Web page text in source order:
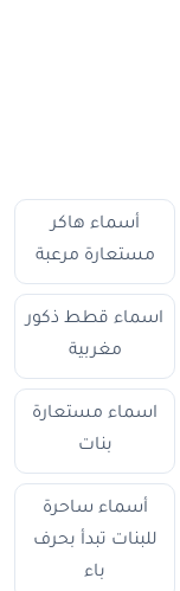
أسماء هاكر
مستعارة مرعبة
اسماء قطط ذكور
مغربية
اسماء مستعارة
بنات
أسماء ساحرة
للبنات تبدأ بحرف
باء